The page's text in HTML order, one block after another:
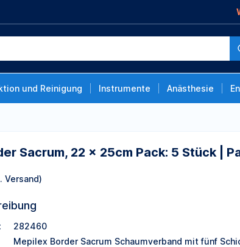
und Reinigung Instrumente Anästhesie
25cm Pack: 5 Stück |
Sacrum, 22 x 25cm Pack: 5 Stück |
Versand)
282460
Mepilex Border Sacrum Schaumverband mit fünf